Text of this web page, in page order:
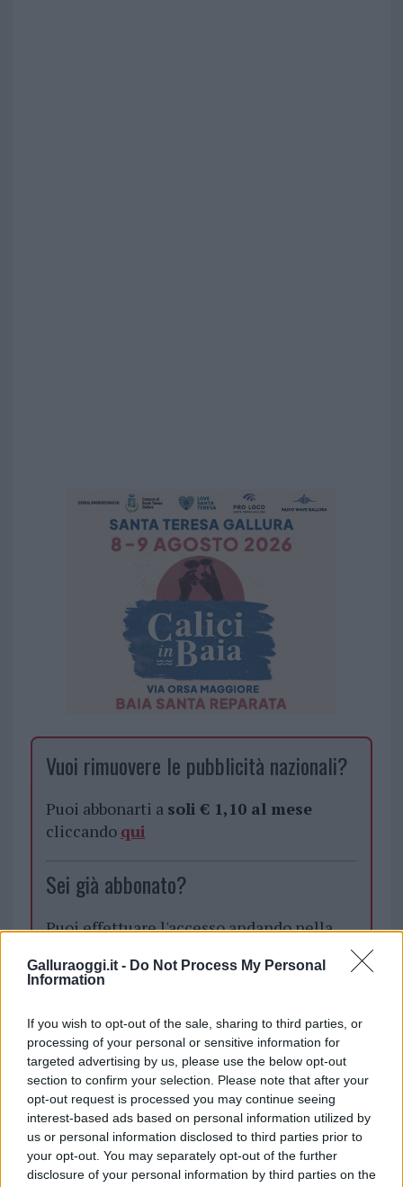
Galluraoggi.it - Do Not Process My Personal
Information
If you wish to opt-out of the sale, sharing to third parties, or
processing of your personal or sensitive information for
targeted advertising by us, please use the below opt-out
section to confirm your selection. Please note that after your
opt-out request is processed you may continue seeing
interest-based ads based on personal information utilized by
us or personal information disclosed to third parties prior to
your opt-out. You may separately opt-out of the further
disclosure of your personal information by third parties on the
Vuoi rimuovere le pubblicità nazionali?
Puoi abbonarti a soli € 1,10 al mese
cliccando qui
Sei già abbonato?
Puoi effettuare l'accesso andando nella
cliccandoqui
TEMI:
Notizie Arzachena
Piano Urbanistico Arzachena
Puc Arzachena
Notizie in tempo reale?
Entra nel canale telegram di
GalluraOggi.it